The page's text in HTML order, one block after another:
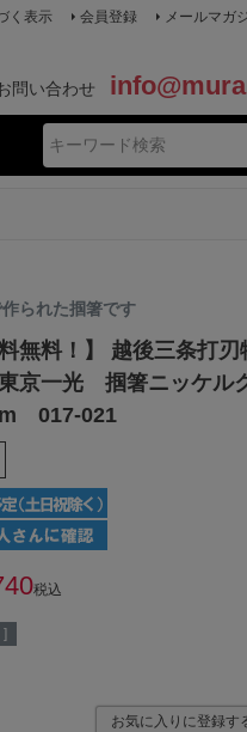
く表示 会員登録 メールマガ
問い合わせ
られた掴箸です
料無料！】 越後三条打
京一光 掴箸ニッケル
017-021
税込
お気に入りに登録す